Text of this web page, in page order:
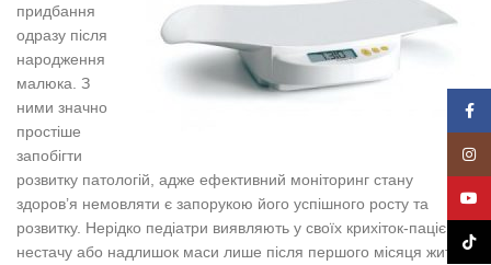
придбання
одразу після
народження
малюка. З
ними значно
простіше
запобігти
розвитку патологій, адже ефективний моніторинг стану
здоров’я немовляти є запорукою його успішного росту та
розвитку. Нерідко педіатри виявляють у своїх крихіток-пацієнтів
нестачу або надлишок маси лише після першого місяця життя.